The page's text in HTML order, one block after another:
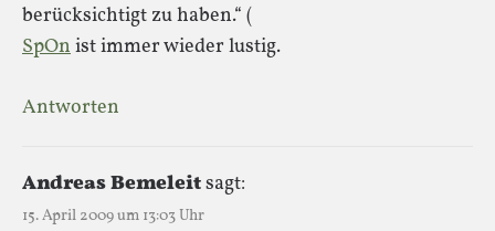
berücksichtigt zu haben.“ (
SpOnist immer wieder lustig.
Antworten
Andreas Bemeleitsagt:
15. April 2009 um 13:03 Uhr